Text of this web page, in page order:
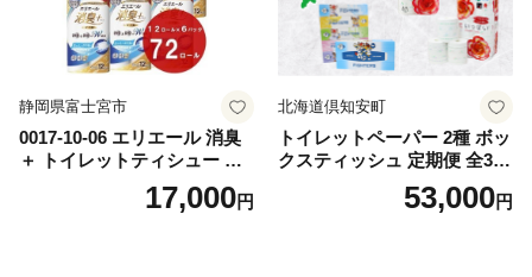
静岡県富士宮市
0017-10-06 エリエール 消臭
＋ トイレットティシュー し
っかり香るフレッシュクリア
の香り ダブル 12ロール×6パ
17,000円
北海道倶知安町
トイレットペーパー 2種 ボッ
クスティッシュ 定期便 全3
回 日本製 まとめ買い 防災
常備品 日用雑貨 消耗品 生活
53,000円